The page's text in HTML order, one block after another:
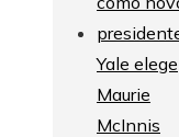
Yale elege
Maurie
McInnis